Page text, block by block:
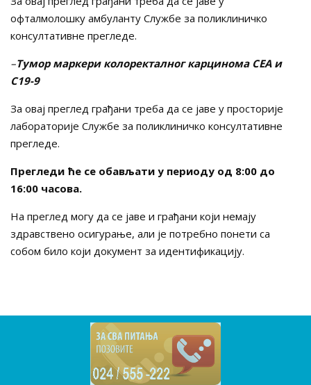
офталмолошку амбуланту Службе за поликлиничко
консултативне прегледе.
–Тумор маркери колоректалног карцинома CEA и
C19-9
За овај преглед грађани треба да се јаве у просторије
лабораторије Службе за поликлиничко консултативне
прегледе.
Прегледи ће се обављати у периоду од 8:00 до
16:00 часова.
На преглед могу да се јаве и грађани који немају
здравствено осигурање, али је потребно понети са
собом било који документ за идентификацију.